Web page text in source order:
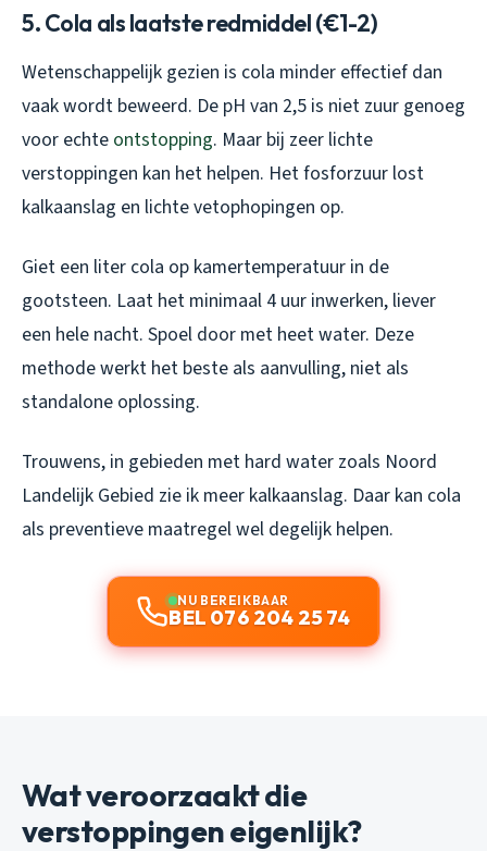
5. Cola als laatste redmiddel (€1-2)
Wetenschappelijk gezien is cola minder effectief dan
vaak wordt beweerd. De pH van 2,5 is niet zuur genoeg
voor echte ontstopping. Maar bij zeer lichte
verstoppingen kan het helpen. Het fosforzuur lost
kalkaanslag en lichte vetophopingen op.
Giet een liter cola op kamertemperatuur in de
gootsteen. Laat het minimaal 4 uur inwerken, liever
een hele nacht. Spoel door met heet water. Deze
methode werkt het beste als aanvulling, niet als
standalone oplossing.
Trouwens, in gebieden met hard water zoals Noord
Landelijk Gebied zie ik meer kalkaanslag. Daar kan cola
als preventieve maatregel wel degelijk helpen.
NU BEREIKBAAR
BEL 076 204 25 74
Wat veroorzaakt die
verstoppingen eigenlijk?